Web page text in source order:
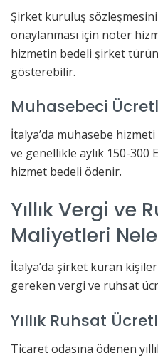
Şirket kuruluş
onaylanması için noter
hizmetin bedeli şirket
gösterebilir.
Muhasebeci
İtalya’da muhasebe
ve genellikle aylık 150-300
hizmet bedeli ödenir.
Yıllık Vergi ve
Maliyetleri
İtalya’da şirket kuran
gereken vergi ve ruhsat
Yıllık Ruhsat
Ticaret odasına ödenen